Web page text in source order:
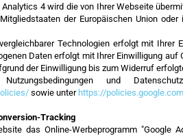
Analytics 4 wird die von Ihrer Webseite
der Europäischen Union
Technologien erfolgt mit
Daten erfolgt mit Ihrer Einwilligung
der Einwilligung bis zum Widerruf
und
sowie unter https://
Tracking
das Online-Werbeprogramm "Google